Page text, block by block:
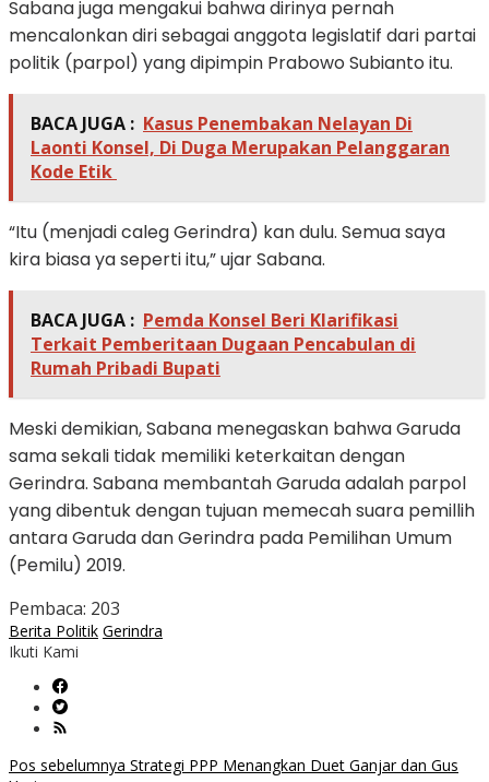
Sabana juga mengakui bahwa dirinya pernah
mencalonkan diri sebagai anggota legislatif dari partai
politik (parpol) yang dipimpin Prabowo Subianto itu.
BACA JUGA : Kasus Penembakan Nelayan Di
Laonti Konsel, Di Duga Merupakan Pelanggaran
Kode Etik
“Itu (menjadi caleg Gerindra) kan dulu. Semua saya
kira biasa ya seperti itu,” ujar Sabana.
BACA JUGA : Pemda Konsel Beri Klarifikasi
Terkait Pemberitaan Dugaan Pencabulan di
Rumah Pribadi Bupati
Meski demikian, Sabana menegaskan bahwa Garuda
sama sekali tidak memiliki keterkaitan dengan
Gerindra. Sabana membantah Garuda adalah parpol
yang dibentuk dengan tujuan memecah suara pemillih
antara Garuda dan Gerindra pada Pemilihan Umum
(Pemilu) 2019.
Pembaca: 203
Berita Politik Gerindra
Ikuti Kami
Navigasi
Pos sebelumnya Strategi PPP Menangkan Duet Ganjar dan Gus